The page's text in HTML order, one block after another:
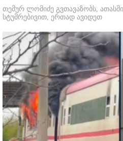
თემურ ლომიძე გვთავაზობს,
სტუმრებივით, ერთად ავიდეთ